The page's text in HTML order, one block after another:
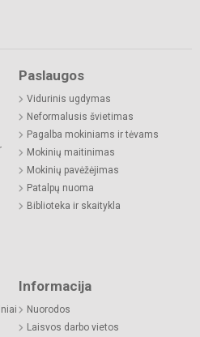
Paslaugos
Vidurinis ugdymas
Neformalusis švietimas
Pagalba mokiniams ir tėvams
Mokinių maitinimas
Mokinių pavėžėjimas
Patalpų nuoma
Biblioteka ir skaitykla
Informacija
Nuorodos
Laisvos darbo vietos